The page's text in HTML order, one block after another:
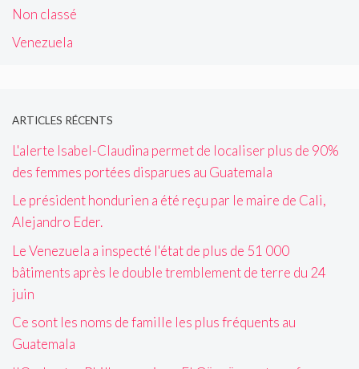
Non classé
Venezuela
ARTICLES RÉCENTS
L'alerte Isabel-Claudina permet de localiser plus de 90%
des femmes portées disparues au Guatemala
Le président hondurien a été reçu par le maire de Cali,
Alejandro Eder.
Le Venezuela a inspecté l'état de plus de 51 000
bâtiments après le double tremblement de terre du 24
juin
Ce sont les noms de famille les plus fréquents au
Guatemala